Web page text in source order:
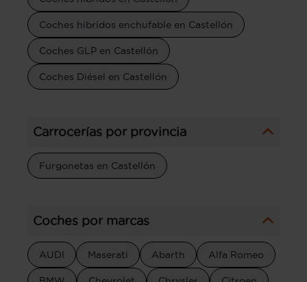
Coches hibridos enchufable en Castellón
Coches GLP en Castellón
Coches Diésel en Castellón
Carrocerías por provincia
Furgonetas en Castellón
Coches por marcas
AUDI Maserati Abarth Alfa Romeo